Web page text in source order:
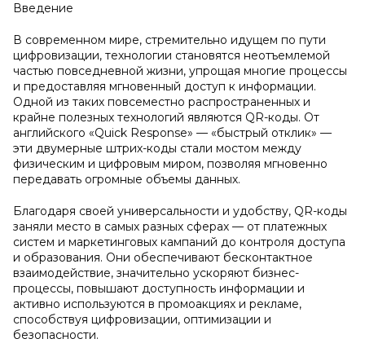
Введение
В современном мире, стремительно идущем по пути
цифровизации, технологии становятся неотъемлемой
частью повседневной жизни, упрощая многие процессы
и предоставляя мгновенный доступ к информации.
Одной из таких повсеместно распространенных и
крайне полезных технологий являются QR-коды. От
английского «Quick Response» — «быстрый отклик» —
эти двумерные штрих-коды стали мостом между
физическим и цифровым миром, позволяя мгновенно
передавать огромные объемы данных.
Благодаря своей универсальности и удобству, QR-коды
заняли место в самых разных сферах — от платежных
систем и маркетинговых кампаний до контроля доступа
и образования. Они обеспечивают бесконтактное
взаимодействие, значительно ускоряют бизнес-
процессы, повышают доступность информации и
активно используются в промоакциях и рекламе,
способствуя цифровизации, оптимизации и
безопасности.